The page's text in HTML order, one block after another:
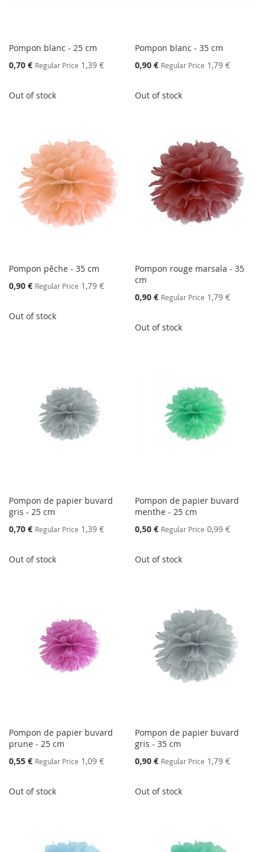
Pompon blanc - 25 cm
Special
0,70 € Regular Price 1,39 €
Out of stock
Pompon blanc - 35 cm
Special
0,90 € Regular Price 1,79 €
Out of stock
Pompon pêche - 35 cm
Special
0,90 € Regular Price 1,79 €
Out of stock
Pompon rouge marsala - 35
cm
Special
0,90 € Regular Price 1,79 €
Out of stock
Pompon de papier buvard
gris - 25 cm
Special
0,70 € Regular Price 1,39 €
Out of stock
Pompon de papier buvard
menthe - 25 cm
Special
0,50 € Regular Price 0,99 €
Out of stock
Pompon de papier buvard
prune - 25 cm
Special
0,55 € Regular Price 1,09 €
Out of stock
Pompon de papier buvard
gris - 35 cm
Special
0,90 € Regular Price 1,79 €
Out of stock